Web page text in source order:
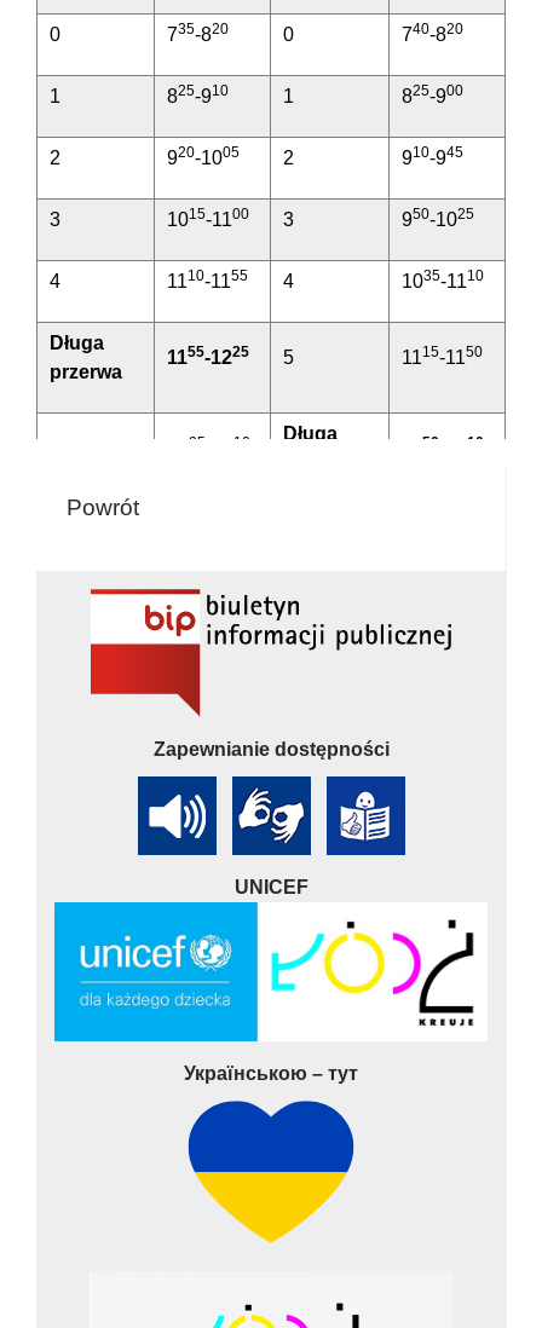
0 735-820 0 740-820
1 825-910 1 825-900
2 920-1005 2 910-945
3 1015-1100 3 950-1025
4 1110-1155 4 1035-1110
Długa
przerwa
1155-1225 5 1115-1150
25 10
Długa
50 10
14
1505 -1550 8 13 30-14
1555
Powrót
Zapewnianie dostępności
UNICEF
Українською – тут